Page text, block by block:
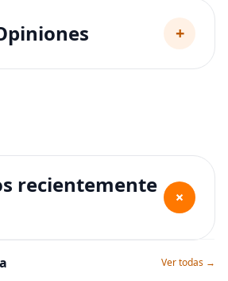
+
recientemente
+
Ver todas →